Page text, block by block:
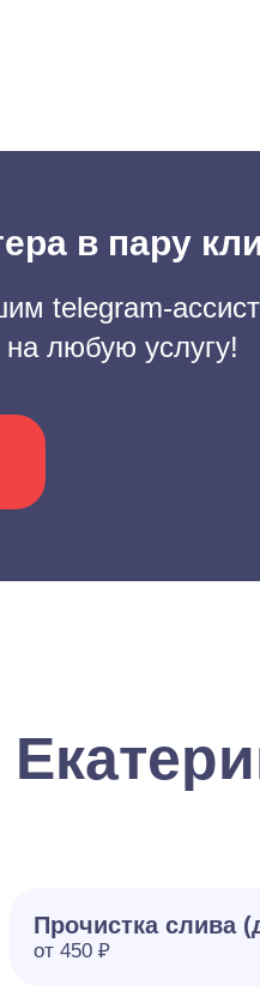
в пару
telegram-
на любую услугу!
Прочистка слива
от 450 ₽